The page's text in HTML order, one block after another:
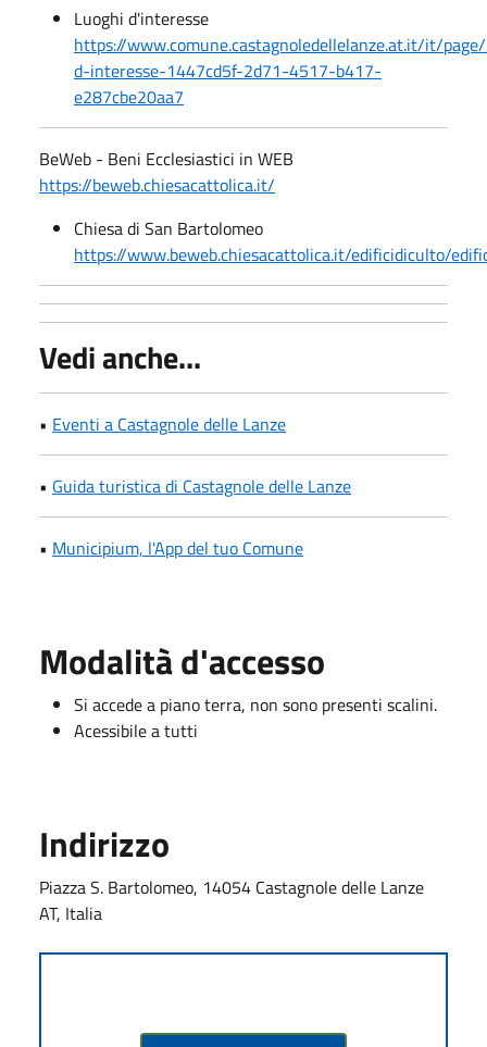
Luoghi d'interesse
https://www.comune.castagnoledellelanze.at.it/it/
d-interesse-1447cd5f-2d71-4517-b417-
e287cbe20aa7
BeWeb - Beni Ecclesiastici in WEB
https://beweb.chiesacattolica.it/
Chiesa di San Bartolomeo
https://www.beweb.chiesacattolica.it/edificidiculto/
Vedi anche...
• Eventi a Castagnole delle Lanze
• Guida turistica di Castagnole delle Lanze
• Municipium, l'App del tuo Comune
Modalità d'accesso
Si accede a piano terra, non sono presenti scalini.
Acessibile a tutti
Indirizzo
Piazza S. Bartolomeo, 14054 Castagnole delle Lanze
AT, Italia